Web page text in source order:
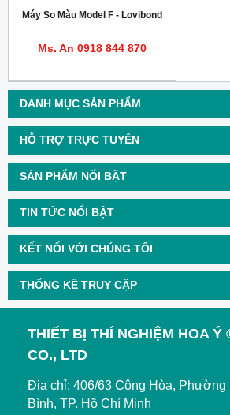
DANH MỤC SẢN PHẨM
HỖ TRỢ TRỰC TUYẾN
SẢN PHẨM NỔI BẬT
TIN TỨC NỔI BẬT
KẾT NỐI VỚI CHÚNG TÔI
THỐNG KÊ TRUY CẬP
Máy So Màu Model F - Lovibond
Ms. An 0918 844 870
THIẾT BỊ THÍ NGHIỆM HOA Ý
CO., LTD
Địa chỉ: 406/63 Cộng Hòa, Phường
Bình, TP. Hồ Chí Minh